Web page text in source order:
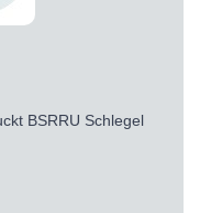
BSRRU Schlegel